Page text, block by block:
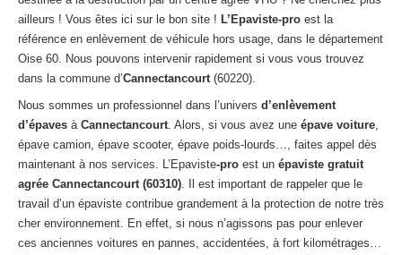
Centre agréé VHU 78 : casse auto avec destruction
Centreagréé VHU 91 : casse auto avec destruction
agréé VHU 92 : casse auto avec destruction
Centreagréé VHU 93 : casse auto avec destruction
Centreagréé VHU 94 : casse auto avec destruction
Centre agréé VHU 95 : casse auto avec destruction
DOCUMENTSÀ JOINDRE
ailleurs ! Vous êtes ici sur le bon site ! L’Epaviste-pro est la
référence en enlèvement de véhicule hors usage, dans le département
Oise 60. Nous pouvons intervenir rapidement si vous vous trouvez
dans la commune d’Cannectancourt(60220).
Nous sommes un professionnel dans l’univers d’enlèvement
d’épaves à Cannectancourt. Alors, si vous avez une épave voiture,
épave camion, épave scooter, épave poids-lourds…, faites appel dès
maintenant à nos services. L’Epaviste-pro est un épaviste gratuit
agrée Cannectancourt (60310). Il est important de rappeler que le
travail d’un épaviste contribue grandement à la protection de notre très
cher environnement. En effet, si nous n’agissons pas pour enlever
ces anciennes voitures en pannes, accidentées, à fort kilométrages…